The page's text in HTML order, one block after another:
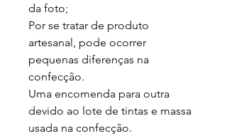
da foto;
Por se tratar de produto
artesanal, pode ocorrer
pequenas diferenças na
confecção.
Uma encomenda para outra
devido ao lote de tintas e massa
usada na confecção.